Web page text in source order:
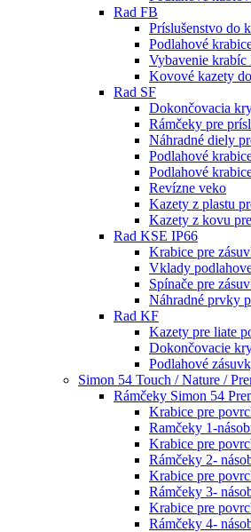
Rad FB
Príslušenstvo do
Podlahové
Vybavenie krabíc
Kovové kazety
Rad SF
Dokončovacia
Rámčeky pre
Náhradné diely
Podlahové
Podlahové
Revízne veko
Kazety z plastu
Kazety z kovu
Rad KSE IP66
Krabice pre
Vklady
Spínače pre
Náhradné prvky
Rad KF
Kazety pre liate
Dokončovacie
Podlahové
Simon 54 Touch / Nature /
Rámčeky Simon 54
Krabice pre
Ramčeky 1-
Krabice pre
Rámčeky 2-
Krabice pre
Rámčeky 3-
Krabice pre
Rámčeky 4-